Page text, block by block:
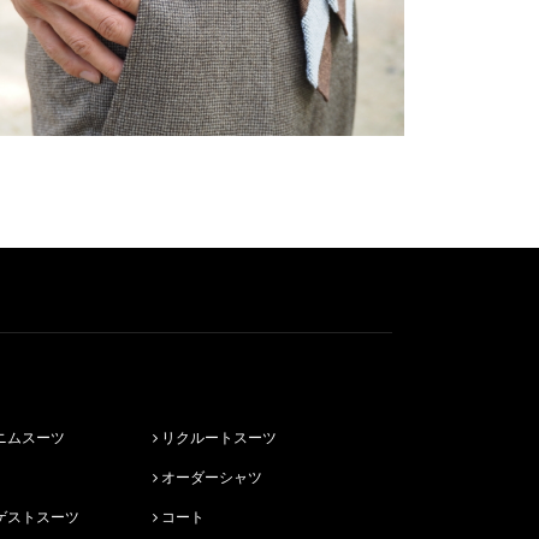
ムスーツ
ストスーツ
リクルートスーツ
オーダーシャツ
コート